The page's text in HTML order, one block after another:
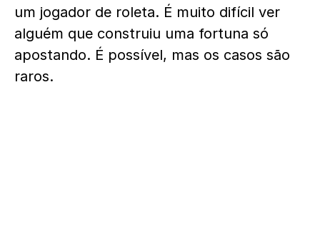
um jogador de roleta. É muito difícil ver
alguém que construiu uma fortuna só
apostando. É possível, mas os casos são
raros.